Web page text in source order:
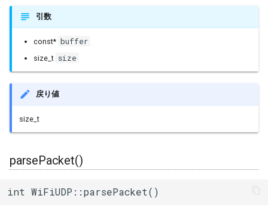
引数
const* buffer
size_t size
戻り値
size_t
parsePacket()
int WiFiUDP::parsePacket()